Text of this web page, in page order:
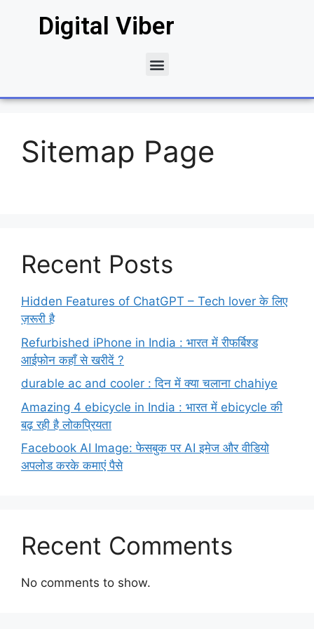
Digital Viber
Sitemap Page
Recent Posts
Hidden Features of ChatGPT – Tech lover के लिए
ज़रूरी है
Refurbished iPhone in India : भारत में रीफर्बिश्ड
आईफोन कहाँ से खरीदें ?
durable ac and cooler : दिन में क्या चलाना chahiye
Amazing 4 ebicycle in India : भारत में ebicycle की
बढ़ रही है लोकप्रियता
Facebook AI Image: फेसबुक पर AI इमेज और वीडियो
अपलोड करके कमाएं पैसे
Recent Comments
No comments to show.